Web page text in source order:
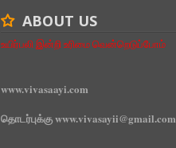
ABOUT US
உயிர்பலி இன்றி உரிமை வென்றெடுப்போம்
www.vivasaayi.com
தொடர்புக்கு www.vivasayii@gmail.com